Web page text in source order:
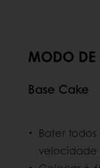
MODO DE
Base Cake
Bater
velocidade